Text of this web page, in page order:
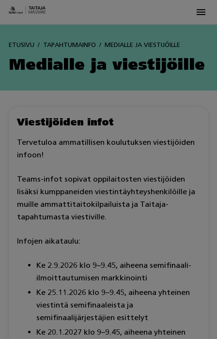
ETUSIVU TAPAHTUMAINFO MEDIALLE JA VIESTIJÖILLE
Medialle ja viestijöille
Viestijöiden infot
Tervetuloa ammatillisen koulutuksen viestijöiden
infoon!
Teams-infot sopivat oppilaitosten viestijöiden
lisäksi kumppaneiden viestintäyhteyshenkilöille ja
muille ammattitaitokilpailuista ja Taitaja-
tapahtumasta viestiville.
Infojen aikataulu:
Ke 2.9.2026 klo 9–9.45, aiheena semifinaali-
ilmoittautumisen markkinointi
Ke 25.11.2026 klo 9–9.45, aiheena yhteinen
viestintä semifinaaleista ja
semifinaalijärjestäjien esittelyt
Ke 20.1.2027 klo 9–9.45, aiheena yhteinen